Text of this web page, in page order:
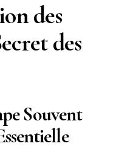
des
des
Souvent